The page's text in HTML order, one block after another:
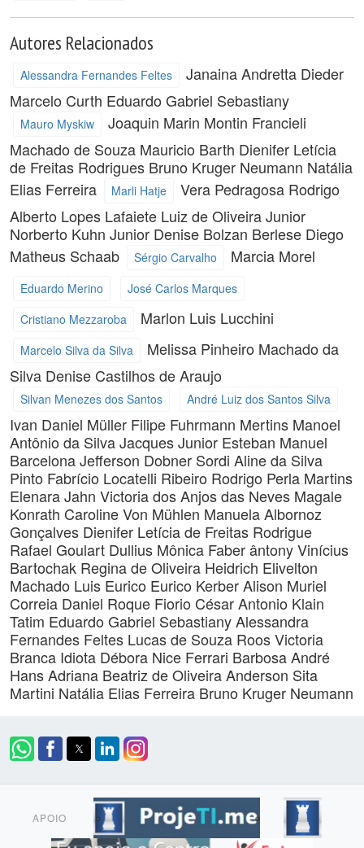
Autores Relacionados
Alessandra Fernandes Feltes
Janaina Andretta Dieder
Marcelo Curth Eduardo Gabriel Sebastiany
Mauro Myskiw Joaquin Marin Montin Francieli
Machado de Souza Mauricio Barth Dienifer Letícia
de Freitas Rodrigues Bruno Kruger Neumann Natália
Elias Ferreira
Marli Hatje Vera Pedragosa Rodrigo
Alberto Lopes Lafaiete Luiz de Oliveira Junior
Norberto Kuhn Junior Denise Bolzan Berlese Diego
Matheus Schaab
Sérgio Carvalho Marcia Morel
Eduardo Merino
José Carlos Marques
Cristiano Mezzaroba
Marlon Luis Lucchini
Marcelo Silva da Silva
Melissa Pinheiro Machado da
Silva Denise Castilhos de Araujo
Silvan Menezes dos Santos André Luiz dos Santos Silva
Ivan Daniel Müller Filipe Fuhrmann Mertins Manoel
Antônio da Silva Jacques Junior Esteban Manuel
BarcelonaJefferson Dobner Sordi Aline da Silva
Pinto Fabrício Locatelli Ribeiro Rodrigo Perla Martins
Elenara Jahn Victoria dos Anjos das Neves Magale
Konrath Caroline Von Mühlen Manuela Albornoz
Gonçalves Dienifer Letícia de Freitas Rodrigue
Rafael Goulart Dullius Mônica Faberântony Vinícius
Bartochak Regina de Oliveira Heidrich Elivelton
Machado Luis Eurico Eurico KerberAlison Muriel
Correia Daniel Roque Fiorio César Antonio Klain
Tatim Eduardo Gabriel SebastianyAlessandra
Fernandes Feltes Lucas de Souza RoosVictoria
Branca Idiota Débora Nice Ferrari BarbosaAndré
HansAdriana Beatriz de OliveiraAnderson Sita
Martini Natália Elias Ferreira Bruno Kruger Neumann
APOIO